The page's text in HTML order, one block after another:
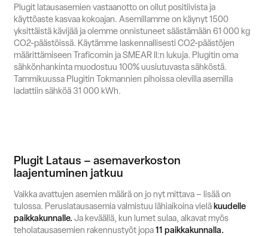
Plugit latausasemien vastaanotto on ollut positiivista ja
käyttöaste kasvaa kokoajan. Asemillamme on käynyt 1500
yksittäistä kävijää ja olemme onnistuneet säästämään 61 000 kg
CO2-päästöissä. Käytämme laskennallisesti CO2-päästöjen
määrittämiseen Traficomin ja SMEAR II:n lukuja. Plugitin oma
sähkönhankinta muodostuu 100% uusiutuvasta sähköstä.
Tammikuussa Plugitin Tokmannien pihoissa olevilla asemilla
ladattiin sähköä 31 000 kWh.
Plugit Lataus – asemaverkoston
laajentuminen jatkuu
Vaikka avattujen asemien määrä on jo nyt mittava – lisää on
tulossa. Peruslatausasemia valmistuu lähiaikoina vieläkuudelle
paikkakunnalle. Ja keväällä, kun lumet sulaa, alkavat myös
teholatausasemien rakennustyöt jopa11 paikkakunnalla.